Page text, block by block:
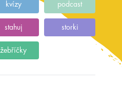
kvízy podcast
stahuj storki
žebříčky